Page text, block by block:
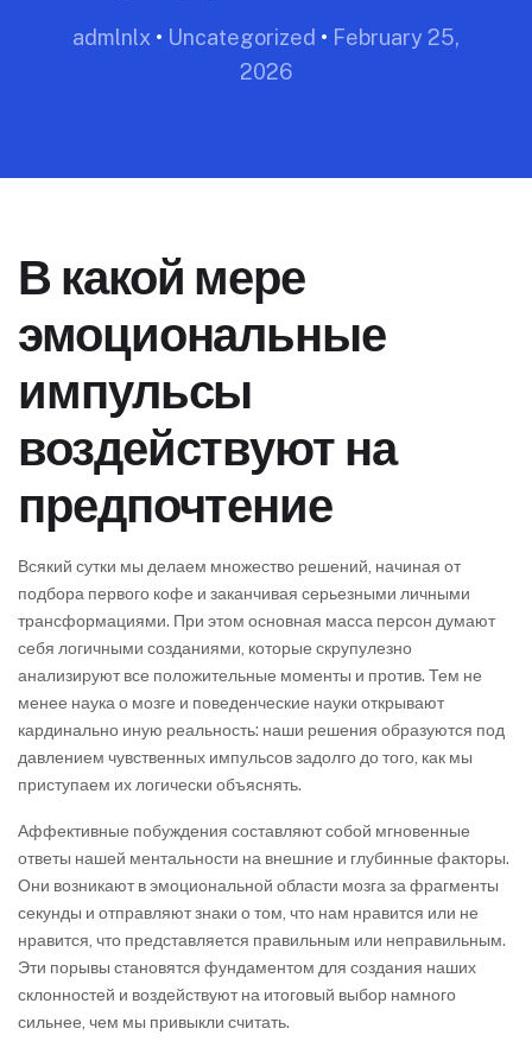
admlnlx • Uncategorized • February 25,
2026
В какой мере
эмоциональные
импульсы
воздействуют на
предпочтение
Всякий сутки мы делаем множество решений, начиная от
подбора первого кофе и заканчивая серьезными личными
трансформациями. При этом основная масса персон думают
себя логичными созданиями, которые скрупулезно
анализируют все положительные моменты и против. Тем не
менее наука о мозге и поведенческие науки открывают
кардинально иную реальность: наши решения образуются под
давлением чувственных импульсов задолго до того, как мы
приступаем их логически объяснять.
Аффективные побуждения составляют собой мгновенные
ответы нашей ментальности на внешние и глубинные факторы.
Они возникают в эмоциональной области мозга за фрагменты
секунды и отправляют знаки о том, что нам нравится или не
нравится, что представляется правильным или неправильным.
Эти порывы становятся фундаментом для создания наших
склонностей и воздействуют на итоговый выбор намного
сильнее, чем мы привыкли считать.